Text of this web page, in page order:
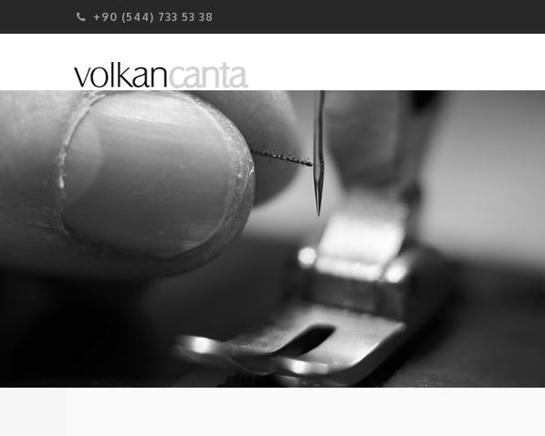
+90 (544) 733 53 38